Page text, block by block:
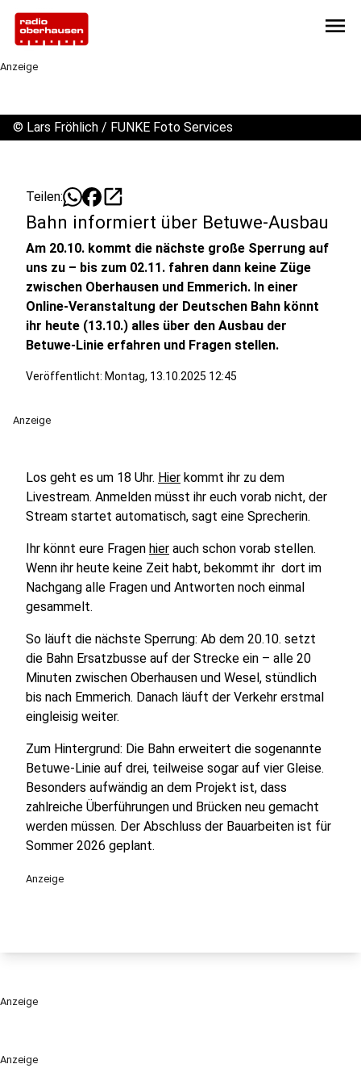
menu
Anzeige
Anzeige
© Lars Fröhlich / FUNKE Foto Services
Teilen: open_in_new
Bahn informiert über Betuwe-Ausbau
Am 20.10. kommt die nächste große Sperrung auf
uns zu – bis zum 02.11. fahren dann keine Züge
zwischen Oberhausen und Emmerich. In einer
Online-Veranstaltung der Deutschen Bahn könnt
ihr heute (13.10.) alles über den Ausbau der
Betuwe-Linie erfahren und Fragen stellen.
Veröffentlicht: Montag, 13.10.2025 12:45
Anzeige
Los geht es um 18 Uhr. Hier kommt ihr zu dem
Livestream. Anmelden müsst ihr euch vorab nicht, der
Stream startet automatisch, sagt eine Sprecherin.
Ihr könnt eure Fragen hier auch schon vorab stellen.
Wenn ihr heute keine Zeit habt, bekommt ihr dort im
Nachgang alle Fragen und Antworten noch einmal
gesammelt.
So läuft die nächste Sperrung: Ab dem 20.10. setzt
die Bahn Ersatzbusse auf der Strecke ein – alle 20
Minuten zwischen Oberhausen und Wesel, stündlich
bis nach Emmerich. Danach läuft der Verkehr erstmal
eingleisig weiter.
Zum Hintergrund: Die Bahn erweitert die sogenannte
Betuwe-Linie auf drei, teilweise sogar auf vier Gleise.
Besonders aufwändig an dem Projekt ist, dass
zahlreiche Überführungen und Brücken neu gemacht
werden müssen. Der Abschluss der Bauarbeiten ist für
Sommer 2026 geplant.
Anzeige
Anzeige